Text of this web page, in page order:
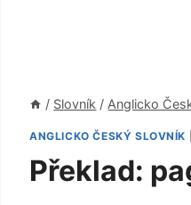
/ Slovník / Anglicko
ANGLICKO ČESKÝ SLOVNÍK
Překlad: